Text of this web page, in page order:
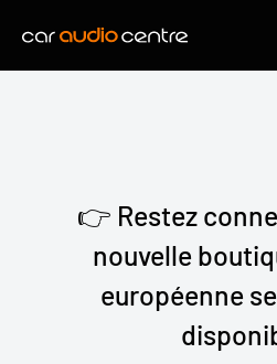
👉 Restez
nouvelle
européenne